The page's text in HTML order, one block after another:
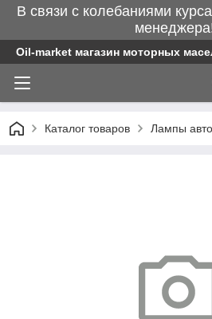
В связи с колебаниями
Oil-market магазин моторных
Каталог товаров Лампы